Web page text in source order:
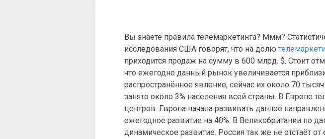
Вы знаете правила телемаркетинга? Ммм?
исследования США говорят, что на долю
приходится продаж на сумму в 600 млрд. $. Стоит
что ежегодно данный рынок увеличивается
распространённое явление, сейчас их около 70
занято около 3% населения всей страны. В Европе
центров. Европа начала развивать данное
ежегодное развитие на 40%. В Великобритании по
динамическое развитие. Россия так же не отстаёт